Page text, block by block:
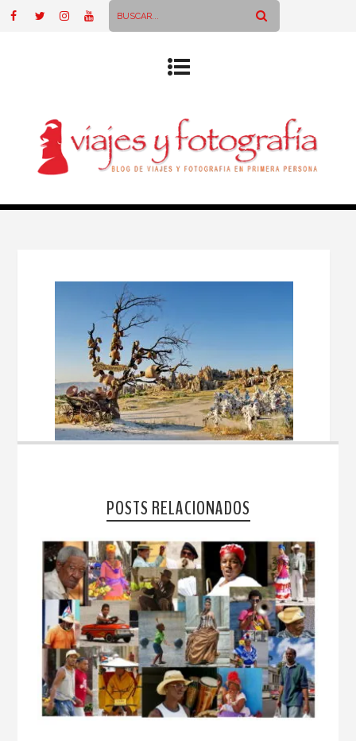
POSTS RELACIONADOS